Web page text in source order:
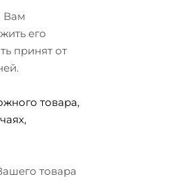
Вам
его
принят от
товара,
товара